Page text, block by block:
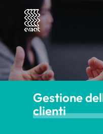
Gestione
clienti